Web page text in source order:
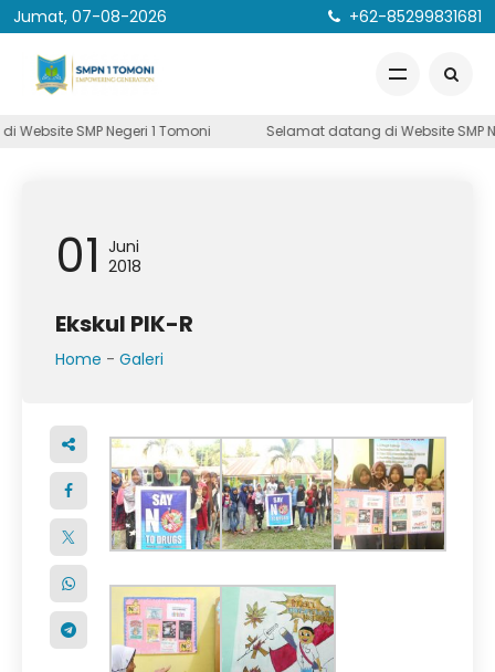
Jumat, 07-08-2026 +62-85299831681
SMP Negeri 1 Tomoni Selamat datang di Website SMP
01 Juni
2018
Ekskul PIK-R
Home - Galeri